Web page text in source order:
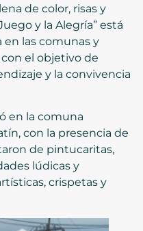
de color, risas y
y la Alegría” está
en las comunas y
el objetivo de
y la convivencia
en la comuna
con la presencia de
de pintucaritas,
lúdicas y
crispetas y